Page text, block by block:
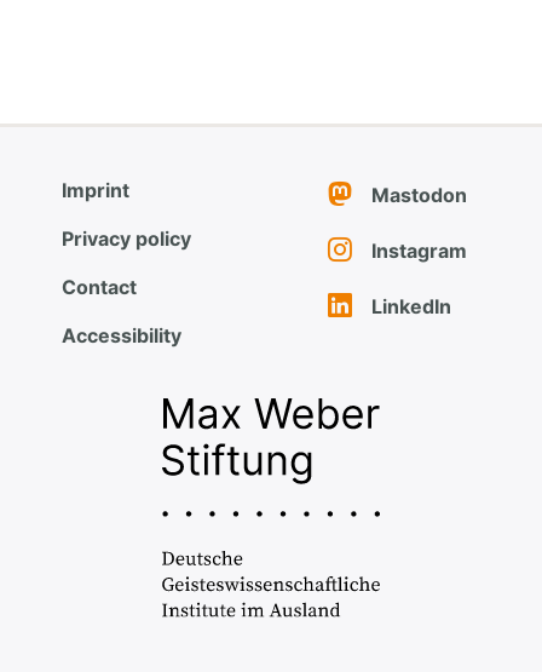
Imprint
Privacy policy
Contact
Accessibility
Mastodon
Instagram
LinkedIn